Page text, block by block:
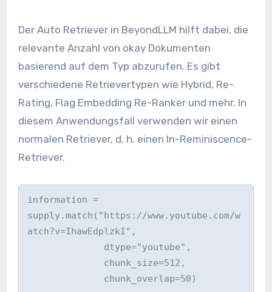
Der Auto Retriever in BeyondLLM hilft dabei, die
relevante Anzahl von okay Dokumenten
basierend auf dem Typ abzurufen. Es gibt
verschiedene Retrievertypen wie Hybrid, Re-
Rating, Flag Embedding Re-Ranker und mehr. In
diesem Anwendungsfall verwenden wir einen
normalen Retriever, d. h. einen In-Reminiscence-
Retriever.
information =
supply.match("https://www.youtube.com/w
atch?v=IhawEdplzkI",